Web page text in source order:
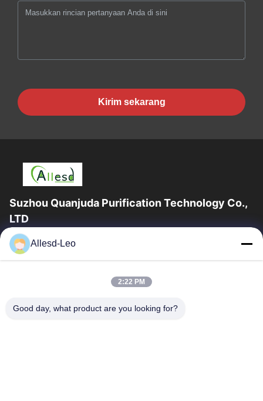
Kirim sekarang
Suzhou Quanjuda Purification Technology Co.,
LTD
Pengalaman 16 tahun, Sebagai produsen dan pengekspor
produk ESD & Cleanroom terkemuka, kami menawarkan jajaran
Rumah
Produk
Allesd-Leo
2:22 PM
Good day, what product are you looking for?